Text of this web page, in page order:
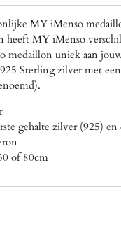
MY iMenso
heeft MY iMenso
medaillon uniek aan
Sterling zilver met
gehalte zilver (925)
of 80cm